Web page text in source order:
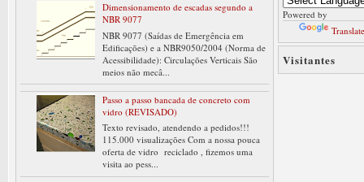
Dimensionamento de escadas segundo a
NBR 9077
NBR 9077 (Saídas de Emergência em
Edificações) e a NBR9050/2004 (Norma de
Acessibilidade): Circulações Verticais São
meios não mecâ...
Passo a passo bancada de concreto com
vidro (REVISADO)
Texto revisado, atendendo a pedidos!!!
115.000 visualizações Com a nossa pouca
oferta de vidro reciclado , fizemos uma
visita ao pess...
Powered by
Visitantes